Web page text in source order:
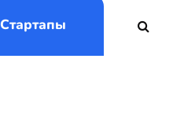
Стартапы